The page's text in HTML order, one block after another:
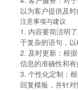
以为客户提供及
注意事项与建议
1. 内容要简洁明
于复杂的语句，以
2. 及时更新：根
信息的准确性和有
3. 个性化定制：
回复模板，并针对